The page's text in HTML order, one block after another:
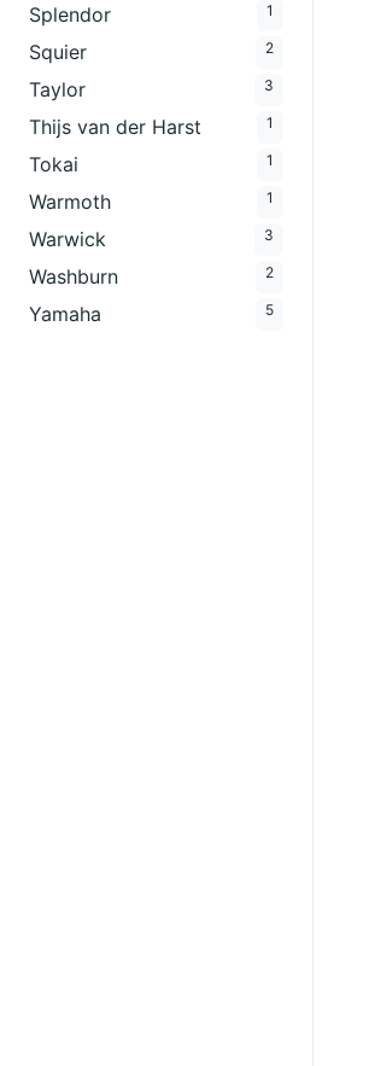
Splendor 1
Squier 2
Taylor 3
Thijs van der Harst 1
Tokai 1
Warmoth 1
Warwick 3
Washburn 2
Yamaha 5